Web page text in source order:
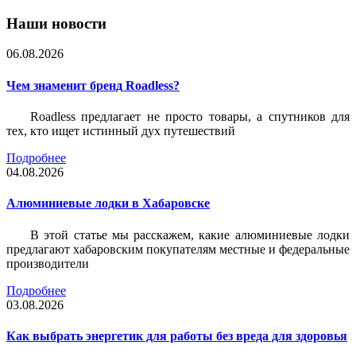
Наши новости
06.08.2026
Чем знаменит бренд Roadless?
Roadless предлагает не просто товары, а спутников для
тех, кто ищет истинный дух путешествий
Подробнее
04.08.2026
Алюминиевые лодки в Хабаровске
В этой статье мы расскажем, какие алюминиевые лодки
предлагают хабаровским покупателям местные и федеральные
производители
Подробнее
03.08.2026
Как выбрать энергетик для работы без вреда для здоровья